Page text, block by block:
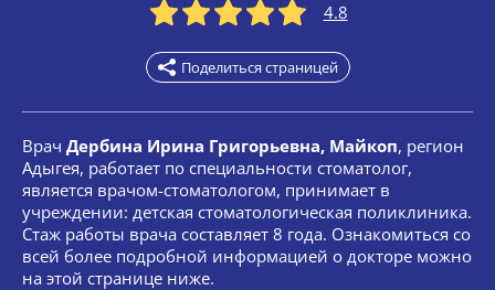
4.8
Поделиться страницей
Врач Дербина Ирина Григорьевна, Майкоп, регион
Адыгея, работает по специальности стоматолог,
является врачом-стоматологом, принимает в
учреждении: детская стоматологическая поликлиника.
Стаж работы врача составляет 8 года. Ознакомиться со
всей более подробной информацией о докторе можно
на этой странице ниже.